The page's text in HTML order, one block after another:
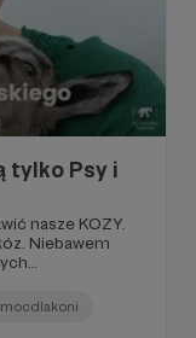
tylko Psy i
Niebawem